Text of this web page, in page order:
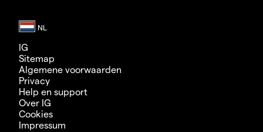
IG
Sitemap
Algemene voorwaarden
Privacy
Help en support
Over IG
Cookies
Impressum